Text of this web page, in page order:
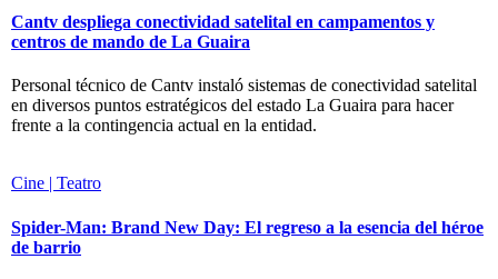
Cantv despliega conectividad satelital en campamentos y
centros de mando de La Guaira
Personal técnico de Cantv instaló sistemas de conectividad satelital
en diversos puntos estratégicos del estado La Guaira para hacer
frente a la contingencia actual en la entidad.
Cine | Teatro
Spider-Man: Brand New Day: El regreso a la esencia del héroe
de barrio